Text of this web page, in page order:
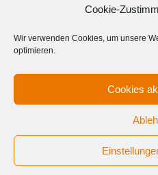
Cookie-
Wir verwenden Cookies, um unsere
optimieren.
Cookies
Kontakt News